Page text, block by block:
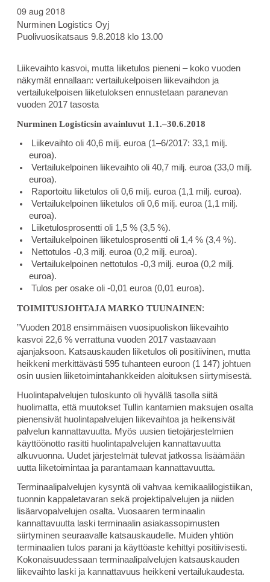
09 aug 2018
Nurminen Logistics Oyj
Puolivuosikatsaus 9.8.2018 klo 13.00
Liikevaihto kasvoi, mutta liiketulos pieneni – koko vuoden
näkymät ennallaan: vertailukelpoisen liikevaihdon ja
vertailukelpoisen liiketuloksen ennustetaan paranevan
vuoden 2017 tasosta
Nurminen Logisticsin avainluvut 1.1.–30.6.2018
Liikevaihto oli 40,6 milj. euroa (1–6/2017: 33,1 milj.
euroa).
Vertailukelpoinen liikevaihto oli 40,7 milj. euroa (33,0 milj.
euroa).
Raportoitu liiketulos oli 0,6 milj. euroa (1,1 milj. euroa).
Vertailukelpoinen liiketulos oli 0,6 milj. euroa (1,1 milj.
euroa).
Liiketulosprosentti oli 1,5 % (3,5 %).
Vertailukelpoinen liiketulosprosentti oli 1,4 % (3,4 %).
Nettotulos -0,3 milj. euroa (0,2 milj. euroa).
Vertailukelpoinen nettotulos -0,3 milj. euroa (0,2 milj.
euroa).
Tulos per osake oli -0,01 euroa (0,01 euroa).
TOIMITUSJOHTAJA MARKO TUUNAINEN:
”Vuoden 2018 ensimmäisen vuosipuoliskon liikevaihto
kasvoi 22,6 % verrattuna vuoden 2017 vastaavaan
ajanjaksoon. Katsauskauden liiketulos oli positiivinen, mutta
heikkeni merkittävästi 595 tuhanteen euroon (1 147) johtuen
osin uusien liiketoimintahankkeiden aloituksen siirtymisestä.
Huolintapalvelujen tuloskunto oli hyvällä tasolla siitä
huolimatta, että muutokset Tullin kantamien maksujen osalta
pienensivät huolintapalvelujen liikevaihtoa ja heikensivät
palvelun kannattavuutta. Myös uusien tietojärjestelmien
käyttöönotto rasitti huolintapalvelujen kannattavuutta
alkuvuonna. Uudet järjestelmät tulevat jatkossa lisäämään
uutta liiketoimintaa ja parantamaan kannattavuutta.
Terminaalipalvelujen kysyntä oli vahvaa kemikaalilogistiikan,
tuonnin kappaletavaran sekä projektipalvelujen ja niiden
lisäarvopalvelujen osalta. Vuosaaren terminaalin
kannattavuutta laski terminaalin asiakassopimusten
siirtyminen seuraavalle katsauskaudelle. Muiden yhtiön
terminaalien tulos parani ja käyttöaste kehittyi positiivisesti.
Kokonaisuudessaan terminaalipalvelujen katsauskauden
liikevaihto laski ja kannattavuus heikkeni vertailukaudesta.